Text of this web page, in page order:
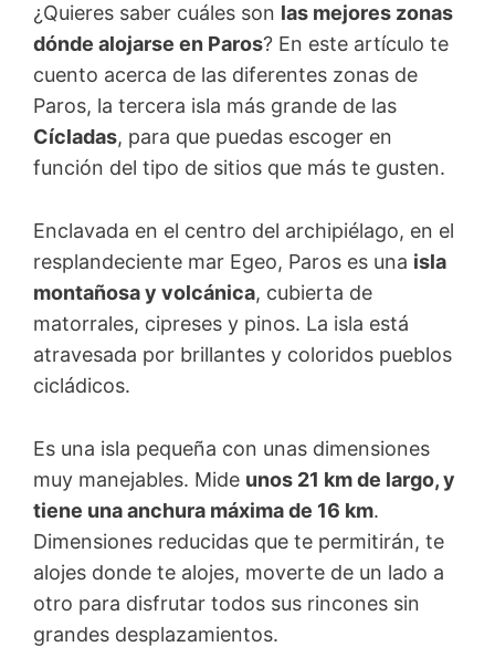
¿Quieres saber cuáles son las mejores zonas
dónde alojarse en Paros? En este artículo te
cuento acerca de las diferentes zonas de
Paros, la tercera isla más grande de las
Cícladas, para que puedas escoger en
función del tipo de sitios que más te gusten.
Enclavada en el centro del archipiélago, en el
resplandeciente mar Egeo, Paros es una isla
montañosa y volcánica, cubierta de
matorrales, cipreses y pinos. La isla está
atravesada por brillantes y coloridos pueblos
cicládicos.
Es una isla pequeña con unas dimensiones
muy manejables. Mide unos 21 km de largo, y
tiene una anchura máxima de 16 km.
Dimensiones reducidas que te permitirán, te
alojes donde te alojes, moverte de un lado a
otro para disfrutar todos sus rincones sin
grandes desplazamientos.